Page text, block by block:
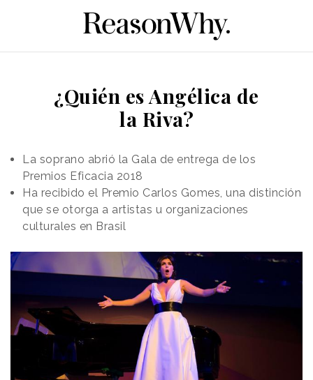
¿Quién es Angélica de
la Riva?
La soprano abrió la Gala de entrega de los
Premios Eficacia 2018
Ha recibido el Premio Carlos Gomes, una distinción
que se otorga a artistas u organizaciones
culturales en Brasil